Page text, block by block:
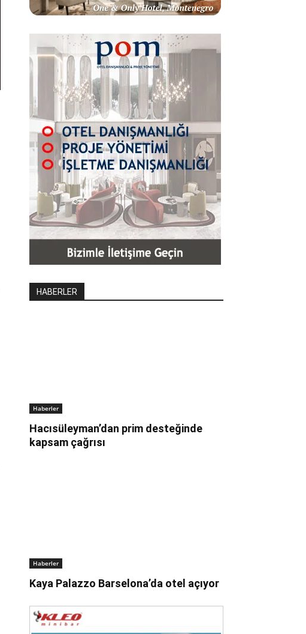
HABERLER
Haberler
Hacısüleyman’dan prim desteğinde
kapsam çağrısı
Haberler
Kaya Palazzo Barselona’da otel açıyor